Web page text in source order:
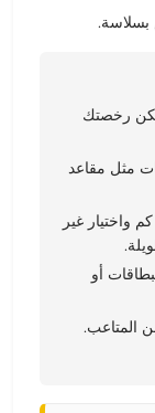
بسلاسة.
تكن رخصتك
مثل مقاعد
ملاحظة الحد الشهري البالغ 5000 كم واختيار غير
أو
المتاعب.